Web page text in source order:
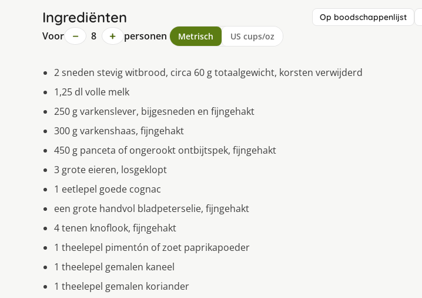
Ingrediënten Op boodschappenlijst
Voor − 8 + personen Metrisch US cups/oz
2 sneden stevig witbrood, circa 60 g totaalgewicht, korsten verwijderd
1,25 dl volle melk
250 g varkenslever, bijgesneden en fijngehakt
300 g varkenshaas, fijngehakt
450 g panceta of ongerookt ontbijtspek, fijngehakt
3 grote eieren, losgeklopt
1 eetlepel goede cognac
een grote handvol bladpeterselie, fijngehakt
4 tenen knoflook, fijngehakt
1 theelepel pimentón of zoet paprikapoeder
1 theelepel gemalen kaneel
1 theelepel gemalen koriander